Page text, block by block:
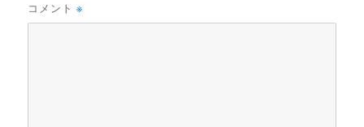
コメント※